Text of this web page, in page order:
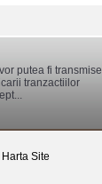
putea fi transmise
tranzactiilor
Harta Site